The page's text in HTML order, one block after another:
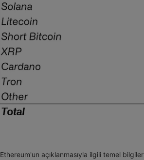
Ethereum'un açıklanmasıyla ilgili temel